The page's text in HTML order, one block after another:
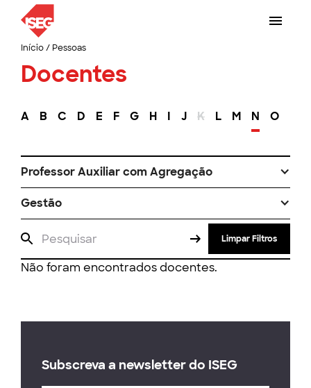
Início/ Pessoas
Docentes
A B C D E F G H I J K L M N O
Professor Auxiliar com Agregação
Gestão
Limpar Filtros
Não foram encontrados docentes.
Subscreva a newsletter do ISEG